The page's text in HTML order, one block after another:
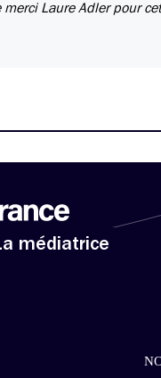
Laure Adler pour
médiatrice